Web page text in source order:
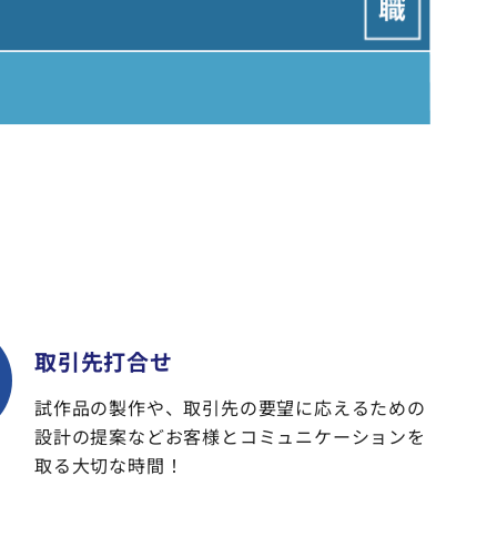
取引先打合せ
試作品の製作や、取引先の要望に応えるための
設計の提案などお客様とコミュニケーションを
取る大切な時間！